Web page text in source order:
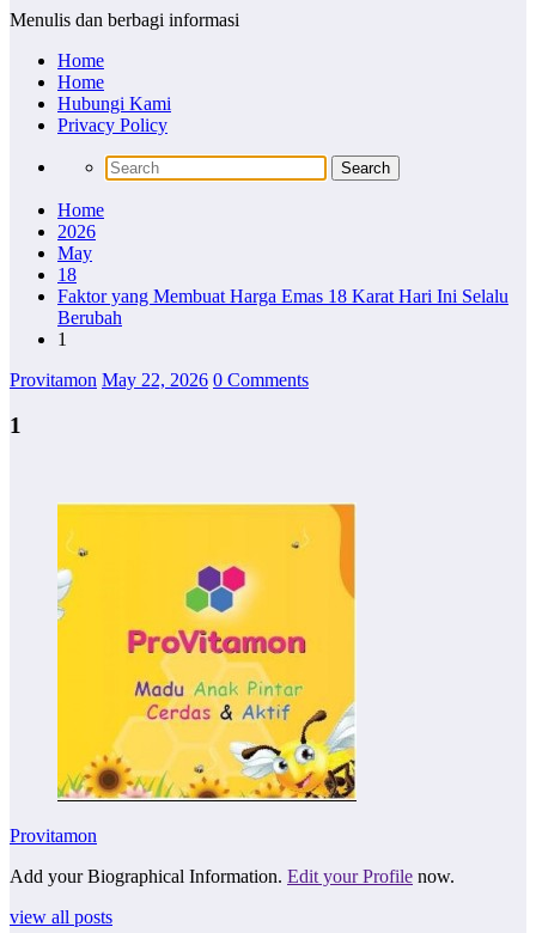
Menulis dan berbagi informasi
Home
Home
Hubungi Kami
Privacy Policy
Home
2026
May
18
Faktor yang Membuat Harga Emas 18 Karat Hari Ini Selalu
Berubah
1
Provitamon May 22, 2026 0 Comments
1
Provitamon
Add your Biographical Information. Edit your Profile now.
view all posts